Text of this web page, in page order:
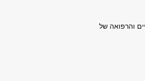
והרפואה של